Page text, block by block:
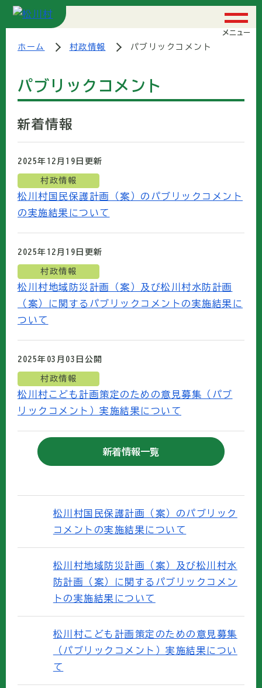
メニュー
ホーム 村政情報 パブリックコメント
パブリックコメント
新着情報
2025年12月19日 更新
村政情報
松川村国民保護計画（案）のパブリックコメント
の実施結果について
2025年12月19日 更新
村政情報
松川村地域防災計画（案）及び松川村水防計画
（案）に関するパブリックコメントの実施結果に
ついて
2025年03月03日 公開
村政情報
松川村こども計画策定のための意見募集（パブ
リックコメント）実施結果について
新着情報一覧
松川村国民保護計画（案）のパブリック
コメントの実施結果について
松川村地域防災計画（案）及び松川村水
防計画（案）に関するパブリックコメン
トの実施結果について
松川村こども計画策定のための意見募集
（パブリックコメント）実施結果につい
て